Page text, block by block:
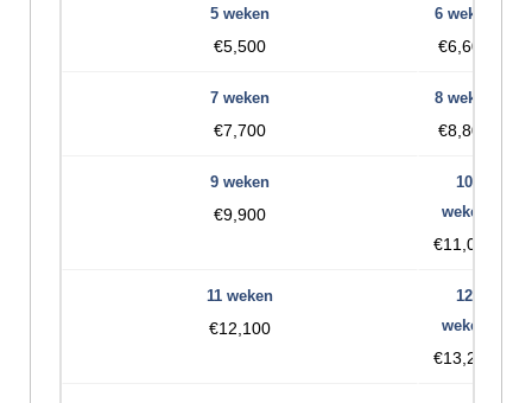
€5,500 €6,600
€7,700 €8,800
€9,900
€11,000
€12,100
€13,200